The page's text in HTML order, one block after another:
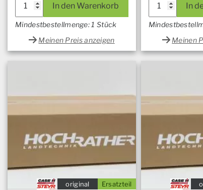
In den Warenkorb
Mindestbestellmenge: 1 Stück
Meinen Preis anzeigen
In
Meinen
Ersatzteil
original